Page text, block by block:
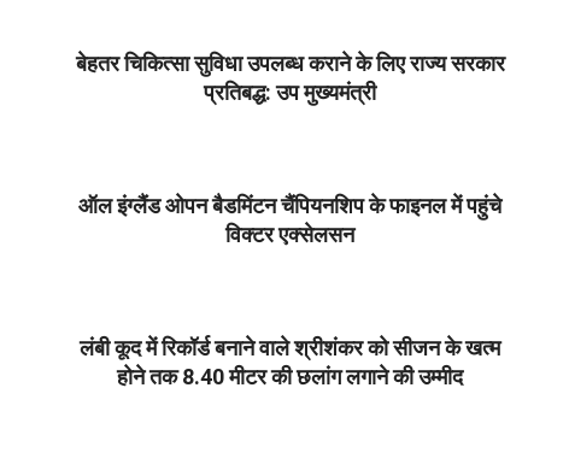
बेहतर चिकित्सा सुविधा उपलब्ध कराने के लिए राज्य सरकार
प्रतिबद्ध: उप मुख्यमंत्री
ऑल इंग्लैंड ओपन बैडमिंटन चैंपियनशिप के फाइनल में पहुंचे
विक्टर एक्सेलसन
लंबी कूद में रिकॉर्ड बनाने वाले श्रीशंकर को सीजन के खत्म
होने तक 8.40 मीटर की छलांग लगाने की उम्मीद